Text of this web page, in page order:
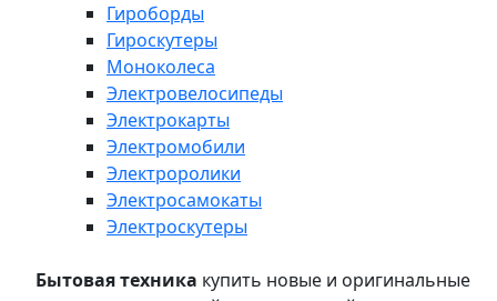
Гироборды
Гироскутеры
Моноколеса
Электровелосипеды
Электрокарты
Электромобили
Электроролики
Электросамокаты
Электроскутеры
Бытовая техника купить новые и оригинальные